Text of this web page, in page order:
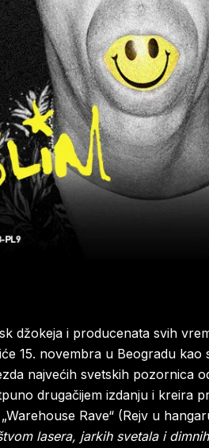
džokeja i producenata svih
15. novembra u Beogradu kao
najvećih svetskih pozornica
drugačijem izdanju i kreira
Rave“ (Rejv u
lasera, jarkih svetala i